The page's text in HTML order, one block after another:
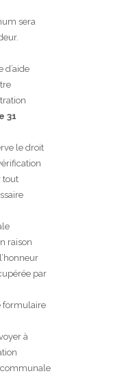
sera
d’aide
31
le droit
tout
raison
par
formulaire
à